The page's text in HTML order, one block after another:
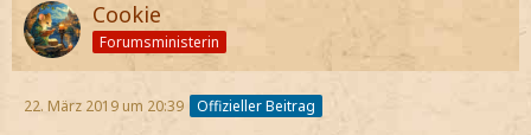
Cookie
Forumsministerin
22. März 2019 um 20:39 Offizieller Beitrag